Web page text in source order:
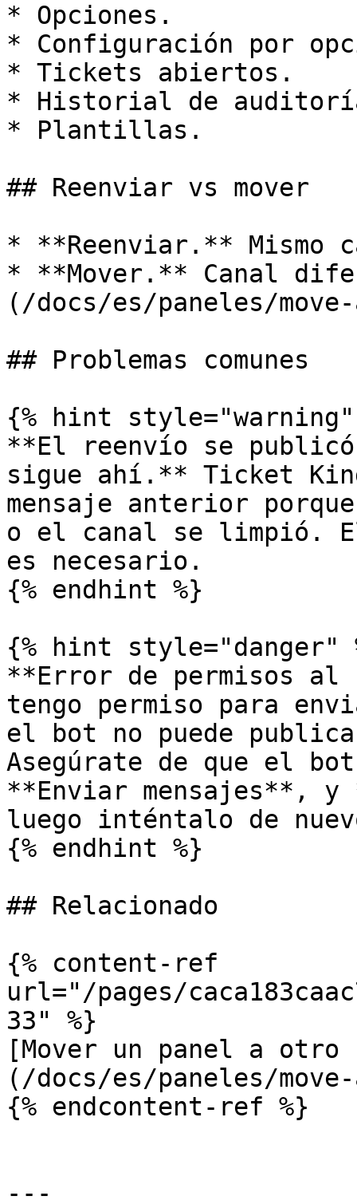
* Opciones.
* Configuración por
* Tickets abiertos.
* Historial de
* Plantillas.
## Reenviar vs mover
* **Reenviar.** Mismo
* **Mover.** Canal
(/docs/es/paneles/
## Problemas comunes
{% hint style="warning"
**El reenvío se
sigue ahí.** Ticket
mensaje anterior
o el canal se limpió.
es necesario.
{% endhint %}
{% hint style="danger"
**Error de permisos al
tengo permiso para
el bot no puede
Asegúrate de que el
**Enviar mensajes**,
luego inténtalo de
{% endhint %}
## Relacionado
{% content-ref
url="/pages/
33" %}
[Mover un panel a otro
(/docs/es/paneles/
{% endcontent-ref %}
---